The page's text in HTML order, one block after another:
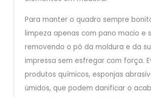
Para manter o quadro sempre
limpeza apenas com pano macio e
removendo o pó da moldura e da
impressa sem esfregar com força.
produtos químicos, esponjas
úmidos, que podem danificar o